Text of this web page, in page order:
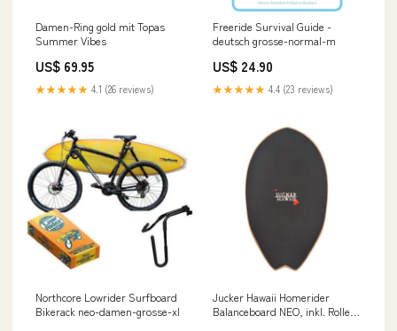
Damen-Ring gold mit Topas
Summer Vibes
US$ 69.95
★★★★★ 4.1 (26 reviews)
Freeride Survival Guide -
deutsch grosse-normal-m
US$ 24.90
★★★★★ 4.4 (23 reviews)
Northcore Lowrider Surfboard
Bikerack neo-damen-grosse-xl
Jucker Hawaii Homerider
Balanceboard NEO, inkl. Rolle